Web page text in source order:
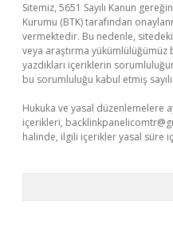
Sitemiz, 5651 Sayılı Kanun
Kurumu (BTK) tarafından
vermektedir. Bu nedenle,
veya araştırma
yazdıkları içeriklerin
bu sorumluluğu kabul etmiş
Hukuka ve yasal düzenlemelere
içerikleri,
halinde, ilgili içerikler yasal süre